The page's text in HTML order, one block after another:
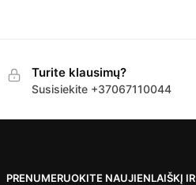
Turite klausimų?
Susisiekite +37067110044
PRENUMERUOKITE NAUJIENLAIŠKĮ IR